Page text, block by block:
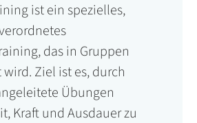
ist ein spezielles,
das in Gruppen
Ziel ist es, durch
Übungen
Kraft und Ausdauer zu